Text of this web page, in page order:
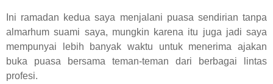
Ini ramadan kedua saya menjalani puasa sendirian tanpa
almarhum suami saya, mungkin karena itu juga jadi saya
mempunyai lebih banyak waktu untuk menerima ajakan
buka puasa bersama teman-teman dari berbagai lintas
profesi.